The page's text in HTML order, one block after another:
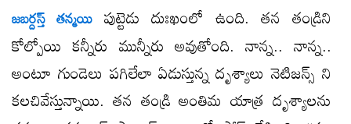
జబర్దస్త్ తన్మయి పుట్టెడు దుఃఖంలో ఉంది. తన తండ్రిని
కోల్పోయి కన్నీరు మున్నీరు అవుతోంది. నాన్న.. నాన్న..
అంటూ గుండెలు పగిలేలా ఏడుస్తున్న దృశ్యాలు నెటిజన్స్ ని
కలచివేస్తున్నాయి. తన తండ్రి అంతిమ యాత్ర దృశ్యాలను